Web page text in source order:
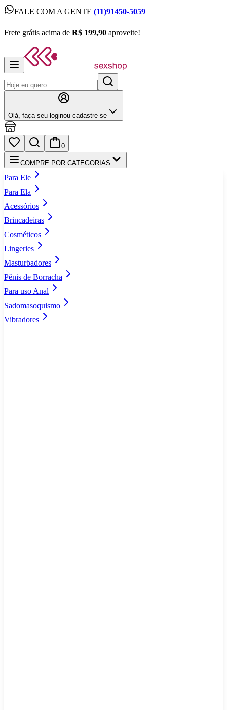
FALE COM A GENTE (11)91450-5059
Frete grátis acima de R$ 199,90 aproveite!
Olá, faça seu loginou cadastre‑se
0
COMPRE POR CATEGORIAS
Para Ele
Para Ela
Acessórios
Brincadeiras
Cosméticos
Lingeries
Masturbadores
Pênis de Borracha
Para uso Anal
Sadomasoquismo
Vibradores